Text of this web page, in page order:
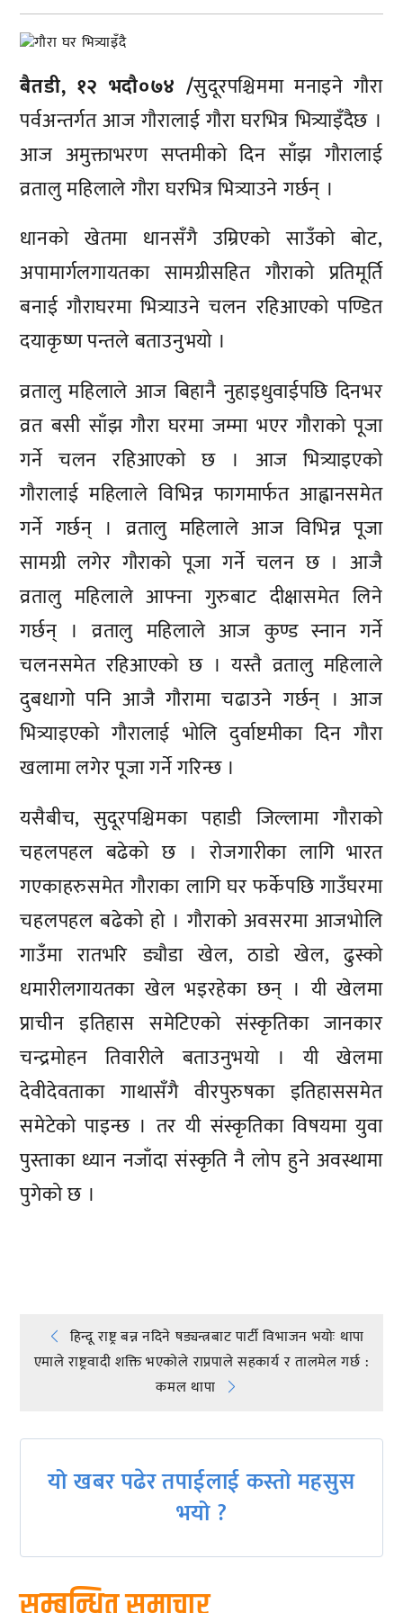
बैतडी, १२ भदौ०७४ /सुदूरपश्चिममा मनाइने गौरा
पर्वअन्तर्गत आज गौरालाई गौरा घरभित्र भित्र्याइँदैछ ।
आज अमुक्ताभरण सप्तमीको दिन साँझ गौरालाई
व्रतालु महिलाले गौरा घरभित्र भित्र्याउने गर्छन् ।
धानको खेतमा धानसँगै उम्रिएको साउँको बोट,
अपामार्गलगायतका सामग्रीसहित गौराको प्रतिमूर्ति
बनाई गौराघरमा भित्र्याउने चलन रहिआएको पण्डित
दयाकृष्ण पन्तले बताउनुभयो ।
व्रतालु महिलाले आज बिहानै नुहाइधुवाईपछि दिनभर
व्रत बसी साँझ गौरा घरमा जम्मा भएर गौराको पूजा
गर्ने चलन रहिआएको छ । आज भित्र्याइएको
गौरालाई महिलाले विभिन्न फागमार्फत आह्वानसमेत
गर्ने गर्छन् । व्रतालु महिलाले आज विभिन्न पूजा
सामग्री लगेर गौराको पूजा गर्ने चलन छ । आजै
व्रतालु महिलाले आफ्ना गुरुबाट दीक्षासमेत लिने
गर्छन् । व्रतालु महिलाले आज कुण्ड स्नान गर्ने
चलनसमेत रहिआएको छ । यस्तै व्रतालु महिलाले
दुबधागो पनि आजै गौरामा चढाउने गर्छन् । आज
भित्र्याइएको गौरालाई भोलि दुर्वाष्टमीका दिन गौरा
खलामा लगेर पूजा गर्ने गरिन्छ ।
यसैबीच, सुदूरपश्चिमका पहाडी जिल्लामा गौराको
चहलपहल बढेको छ । रोजगारीका लागि भारत
गएकाहरुसमेत गौराका लागि घर फर्केपछि गाउँघरमा
चहलपहल बढेको हो । गौराको अवसरमा आजभोलि
गाउँमा रातभरि ड्यौडा खेल, ठाडो खेल, ढुस्को
धमारीलगायतका खेल भइरहेका छन् । यी खेलमा
प्राचीन इतिहास समेटिएको संस्कृतिका जानकार
चन्द्रमोहन तिवारीले बताउनुभयो । यी खेलमा
देवीदेवताका गाथासँगै वीरपुरुषका इतिहाससमेत
समेटेको पाइन्छ । तर यी संस्कृतिका विषयमा युवा
पुस्ताका ध्यान नजाँदा संस्कृति नै लोप हुने अवस्थामा
पुगेको छ ।
Post
navigation
हिन्दू राष्ट्र बन्न नदिने षड्यन्त्रबाट पार्टी विभाजन भयोः थापा
एमाले राष्ट्रवादी शक्ति भएकाेले राप्रपाले सहकार्य र तालमेल गर्छ :
कमल थापा
यो खबर पढेर तपाईलाई कस्तो महसुस
भयो ?